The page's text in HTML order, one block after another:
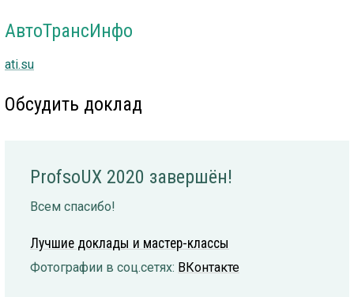
АвтоТрансИнфо
ati.su
Обсудить доклад
ProfsoUX 2020 завершён!
Всем спасибо!
Лучшие доклады и мастер-классы
Фотографии в соц.сетях: ВКонтакте